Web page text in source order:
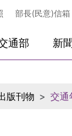
部長(民意)信箱
通部 新
版刊物 交通